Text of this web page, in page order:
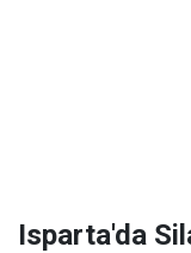
Isparta'da